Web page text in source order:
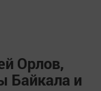
Орлов,
Байкала и